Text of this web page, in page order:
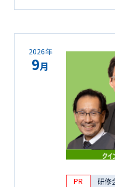
2026年
9月
PR 研修